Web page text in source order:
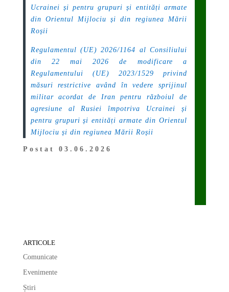
Ucrainei și pentru grupuri și entități armate
din Orientul Mijlociu și din regiunea Mării
Roșii
Regulamentul (UE) 2026/1164 al Consiliului
din 22 mai 2026 de modificare a
Regulamentului (UE) 2023/1529 privind
măsuri restrictive având în vedere sprijinul
militar acordat de Iran pentru războiul de
agresiune al Rusiei împotriva Ucrainei și
pentru grupuri și entități armate din Orientul
Mijlociu și din regiunea Mării Roșii
Postat 03.06.2026
ARTICOLE
Comunicate
Evenimente
Știri